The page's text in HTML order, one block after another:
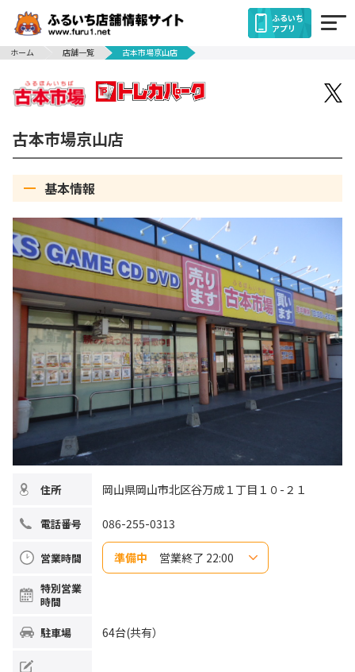
ふるいち
アプリ
ホーム
店舗一覧 古本市場京山店
古本市場京山店
基本情報
住所 岡山県岡山市北区谷万成１丁目１０-２１
電話番号 086-255-0313
営業時間 準備中 営業終了 22:00
木曜日
金曜日
特別営業
時間
駐車場 64台(共有）